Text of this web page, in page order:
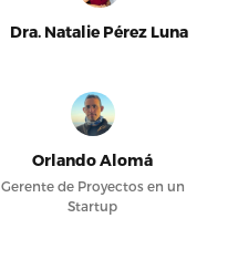
Dra. Natalie Pérez Luna
Orlando Alomá
Gerente de Proyectos en un
Startup